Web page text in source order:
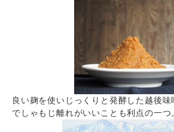
良い麹を使いじっくりと発酵した越後
でしゃもじ離れがいいことも利点の一つ